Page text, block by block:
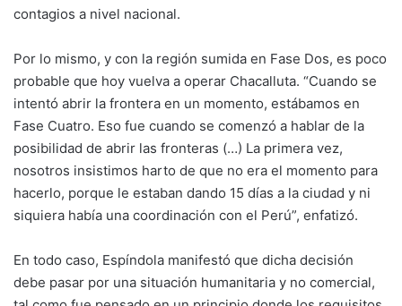
contagios a nivel nacional.
Por lo mismo, y con la región sumida en Fase Dos, es poco
probable que hoy vuelva a operar Chacalluta. “Cuando se
intentó abrir la frontera en un momento, estábamos en
Fase Cuatro. Eso fue cuando se comenzó a hablar de la
posibilidad de abrir las fronteras (…) La primera vez,
nosotros insistimos harto de que no era el momento para
hacerlo, porque le estaban dando 15 días a la ciudad y ni
siquiera había una coordinación con el Perú”, enfatizó.
En todo caso, Espíndola manifestó que dicha decisión
debe pasar por una situación humanitaria y no comercial,